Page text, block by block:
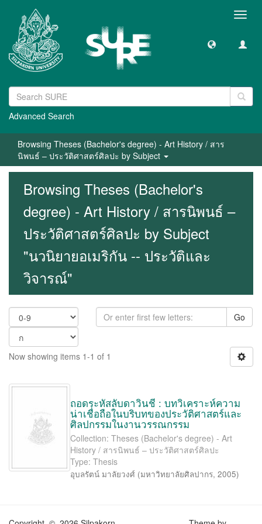
Advanced Search
Browsing Theses (Bachelor's degree) - Art History / สาร
นิพนธ์ – ประวัติศาสตร์ศิลปะ by Subject
Browsing Theses (Bachelor's
degree) - Art History / สารนิพนธ์ –
ประวัติศาสตร์ศิลปะ by Subject
"นวนิยายอเมริกัน -- ประวัติและ
วิจารณ์"
Go
Now showing items 1-1 of 1
ถอดระหัสลับดาวินชี : บทวิเคราะห์ความ
น่าเชื่อถือในบริบทของประวัติศาสตร์และ
ศิลปกรรมในงานวรรณกรรม
Collection: Theses (Bachelor's degree) - Art
History / สารนิพนธ์ – ประวัติศาสตร์ศิลปะ
Type: Thesis
อุบลรัตน์ มาลัยวงศ์ (มหาวิทยาลัยศิลปากร,2005)